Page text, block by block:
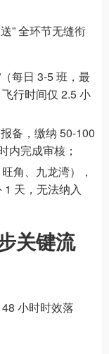
” 全环节无缝衔
每日 3-5 班，最
行时间仅 2.5 小
备，缴纳 50-100
内完成审核；
角、九龙湾），
天，无法纳入
关键流
小时时效落